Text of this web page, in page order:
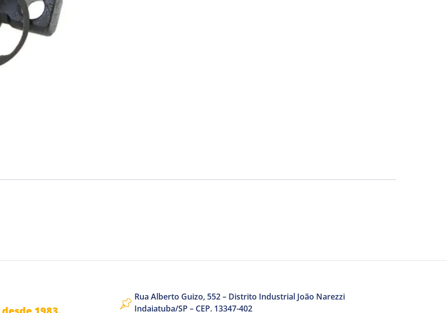
Rua Alberto Guizo, 552 – Distrito Industrial João Narezzi
Indaiatuba/SP – CEP. 13347-402